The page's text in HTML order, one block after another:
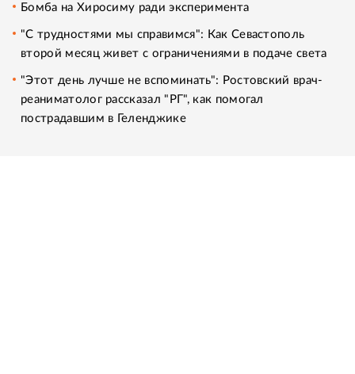
Бомба на Хиросиму ради эксперимента
"С трудностями мы справимся": Как Севастополь
второй месяц живет с ограничениями в подаче света
"Этот день лучше не вспоминать": Ростовский врач-
реаниматолог рассказал "РГ", как помогал
пострадавшим в Геленджике